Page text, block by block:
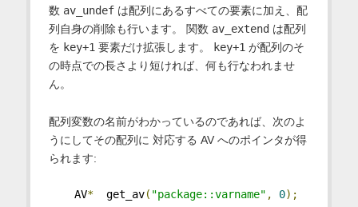
数 av_undefは配列にあるすべての要素に加え、配
列自身の削除も行います。 関数 av_extend は配列
を key+1要素だけ拡張します。 key+1が配列のそ
の時点での長さより短ければ、何も行なわれませ
ん。
配列変数の名前がわかっているのであれば、次のよ
うにしてその配列に 対応する AV へのポインタが得
られます:
AV* get_av( "package::varname" , 0);